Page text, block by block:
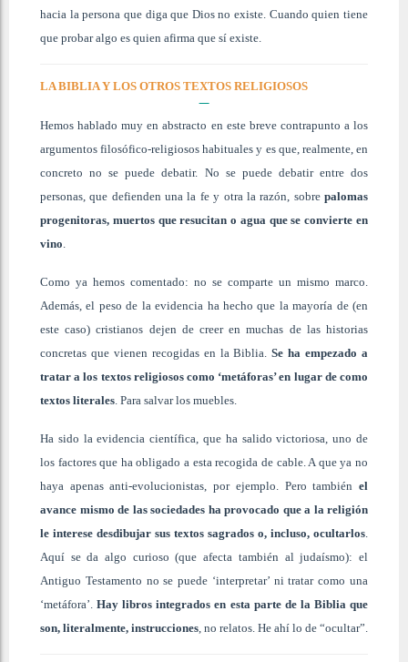
hacia la persona que diga que Dios no existe. Cuando quien tiene
que probar algo es quien afirma que sí existe.
LA BIBLIA Y LOS OTROS TEXTOS RELIGIOSOS
Hemos hablado muy en abstracto en este breve contrapunto a los
argumentos filosófico-religiosos habituales y es que, realmente, en
concreto no se puede debatir. No se puede debatir entre dos
personas, que defienden una la fe y otra la razón, sobre palomas
progenitoras, muertos que resucitan o agua que se convierte en
vino.
Como ya hemos comentado: no se comparte un mismo marco.
Además, el peso de la evidencia ha hecho que la mayoría de (en
este caso) cristianos dejen de creer en muchas de las historias
concretas que vienen recogidas en la Biblia.Se ha empezado a
tratar a los textos religiosos como ‘metáforas’ en lugar de como
textos literales. Para salvar los muebles.
Ha sido la evidencia científica, que ha salido victoriosa, uno de
los factores que ha obligado a esta recogida de cable. A que ya no
haya apenas anti-evolucionistas, por ejemplo. Pero también el
avance mismo de las sociedades ha provocado que a la religión
le interese desdibujar sus textos sagrados o, incluso, ocultarlos.
Aquí se da algo curioso (que afecta también al judaísmo): el
Antiguo Testamento no se puede ‘interpretar’ ni tratar como una
‘metáfora’.Hay libros integrados en esta parte de la Biblia que
son, literalmente, instrucciones, no relatos. He ahí lo de “ocultar”.